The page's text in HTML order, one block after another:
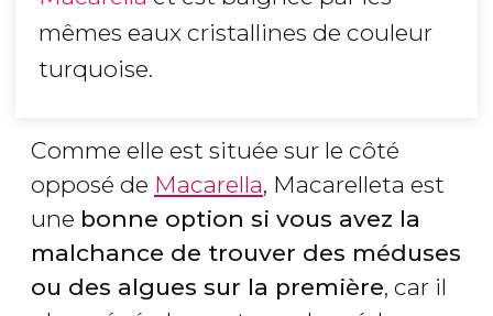
mêmes eaux cristallines de couleur
turquoise.
Comme elle est située sur le côté
opposé de Macarella, Macarelleta est
une bonne option si vous avez la
malchance de trouver des méduses
ou des algues sur la première, car il